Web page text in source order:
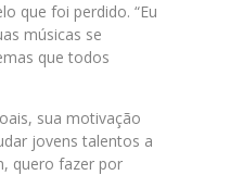
que foi perdido. “Eu
músicas se
que todos
sua motivação
jovens talentos a
quero fazer por